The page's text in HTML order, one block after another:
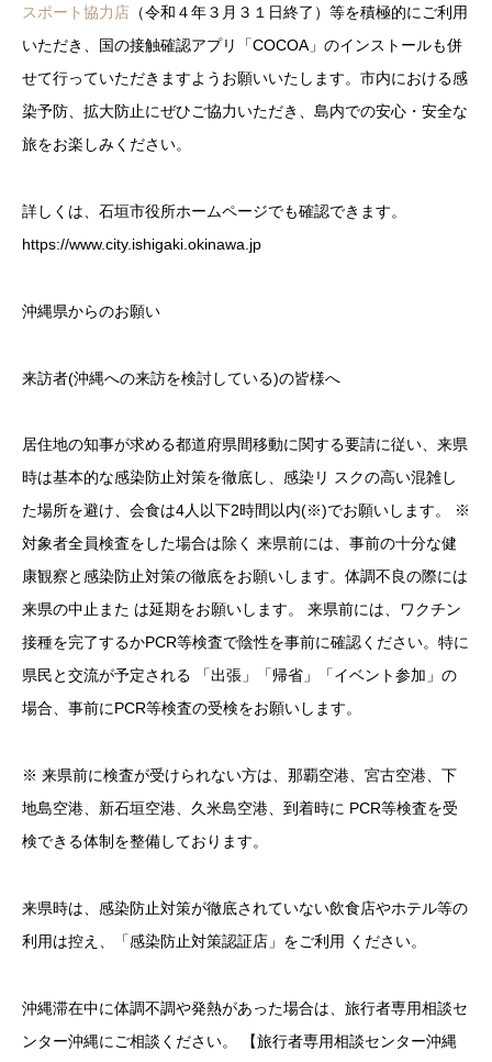
スポート協力店 （令和４年３月３１日終了）等を積極的にご利用
いただき、国の接触確認アプリ「COCOA」のインストールも併
せて行っていただきますようお願いいたします。市内における感
染予防、拡大防止にぜひご協力いただき、島内での安心・安全な
旅をお楽しみください。
詳しくは、石垣市役所ホームページでも確認できます。
https://www.city.ishigaki.okinawa.jp
沖縄県からのお願い
来訪者(沖縄への来訪を検討している)の皆様へ
居住地の知事が求める都道府県間移動に関する要請に従い、来県
時は基本的な感染防止対策を徹底し、感染リ スクの高い混雑し
た場所を避け、会食は4人以下2時間以内(※)でお願いします。 ※
対象者全員検査をした場合は除く 来県前には、事前の十分な健
康観察と感染防止対策の徹底をお願いします。体調不良の際には
来県の中止また は延期をお願いします。 来県前には、ワクチン
接種を完了するかPCR等検査で陰性を事前に確認ください。特に
県民と交流が予定される 「出張」「帰省」「イベント参加」の
場合、事前にPCR等検査の受検をお願いします。
※ 来県前に検査が受けられない方は、那覇空港、宮古空港、下
地島空港、新石垣空港、久米島空港、到着時に PCR等検査を受
検できる体制を整備しております。
来県時は、感染防止対策が徹底されていない飲食店やホテル等の
利用は控え、「感染防止対策認証店」をご利用 ください。
沖縄滞在中に体調不調や発熱があった場合は、旅行者専用相談セ
ンター沖縄にご相談ください。 【旅行者専用相談センター沖縄